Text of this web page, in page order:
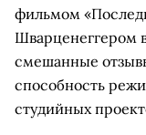
фильмом
Шварценеггером
смешанные
способность
студийных